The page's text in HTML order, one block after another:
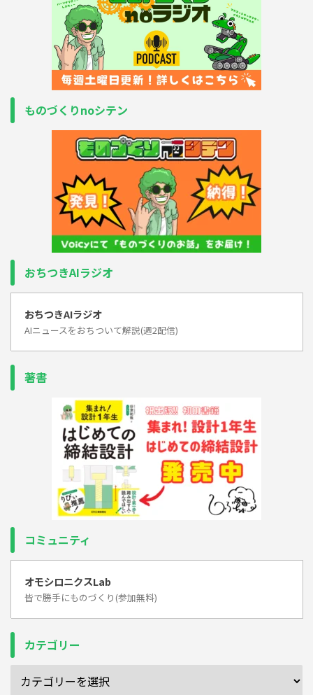
ものづくりnoシテン
おちつきAIラジオ
おちつきAIラジオ
AIニュースをおちついて解説(週2配信)
著書
コミュニティ
オモシロニクスLab
皆で勝手にものづくり(参加無料)
カテゴリー